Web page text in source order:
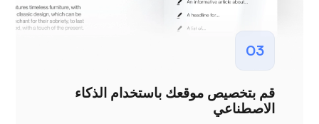
03
قم بتخصيص موقعك باستخدام الذكاء
الاصطناعي